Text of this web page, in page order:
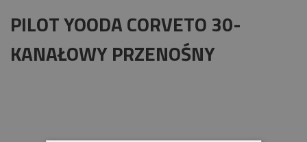
PILOT YOODA CORVETO 30-
KANAŁOWY PRZENOŚNY